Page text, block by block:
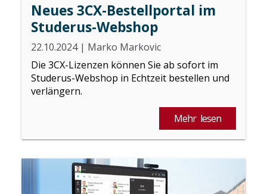
Neues 3CX-Bestellportal im
Studerus-Webshop
22.10.2024 | Marko Markovic
Die 3CX-Lizenzen können Sie ab sofort im
Studerus-Webshop in Echtzeit bestellen und
verlängern.
Mehr lesen